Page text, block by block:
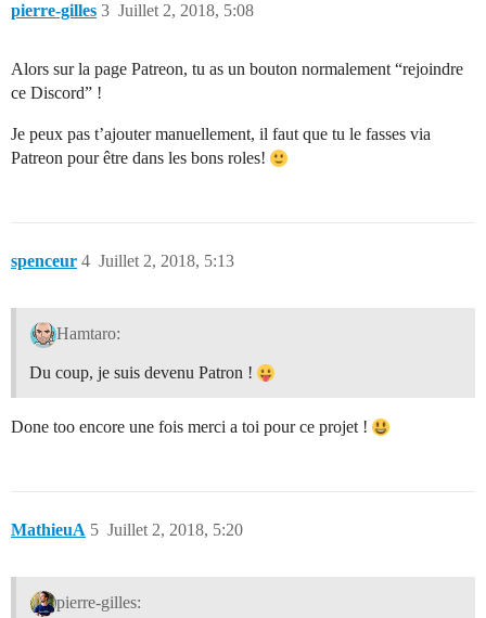
pierre-gilles Juillet 2, 2018, 5:08
3
Alors sur la page Patreon, tu as un bouton normalement “rejoindre
ce Discord” !
Je peux pas t’ajouter manuellement, il faut que tu le fasses via
Patreon pour être dans les bons roles!
spenceur Juillet 2, 2018, 5:13
4
Hamtaro:
Du coup, je suis devenu Patron !
Done too encore une fois merci a toi pour ce projet !
MathieuA Juillet 2, 2018, 5:20
5
pierre-gilles: